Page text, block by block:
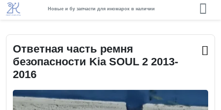
Новые и бу запчасти для иномарок в наличии
Ответная часть ремня
безопасности Kia SOUL 2 2013-
2016